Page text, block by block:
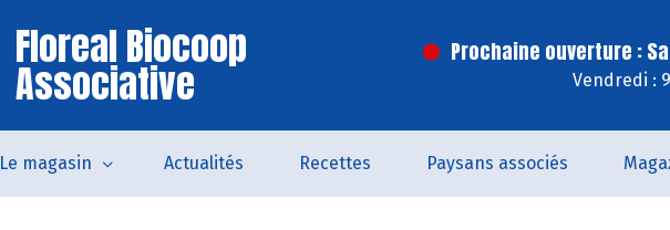
Floreal Biocoop
Associative
Prochaine ouverture :
Vendredi :
Le magasin Actualités Recettes Paysans associés